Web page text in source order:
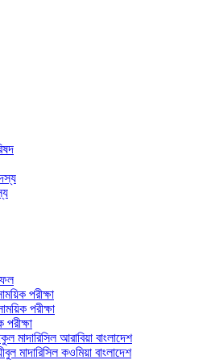
পরীক্ষা
পরীক্ষা
পরীক্ষা
মাদারিসিল আরাবিয়া বাংলাদেশ
মাদারিসিল কওমিয়া বাংলাদেশ